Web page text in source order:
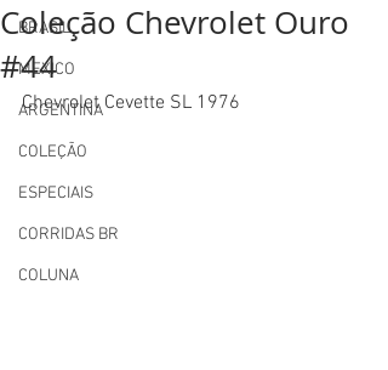
BRASIL
MEXICO
ARGENTINA
COLEÇÃO
ESPECIAIS
CORRIDAS BR
COLUNA
Coleção Chevrolet Ouro
#44
Chevrolet Cevette SL 1976